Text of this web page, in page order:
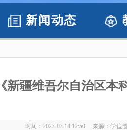
新闻动态
新疆维吾尔自治区
时间：2023-03-14 12:50 来源：学